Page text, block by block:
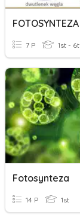
FOTOSYNTEZA
7 P 1st -
Fotosynteza
14 P 1st